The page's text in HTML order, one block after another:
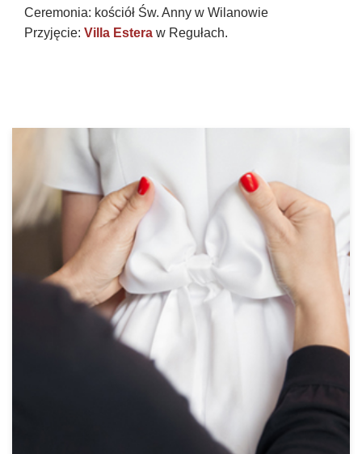
Ceremonia: kościół Św. Anny w Wilanowie
Przyjęcie: Villa Estera w Regułach.